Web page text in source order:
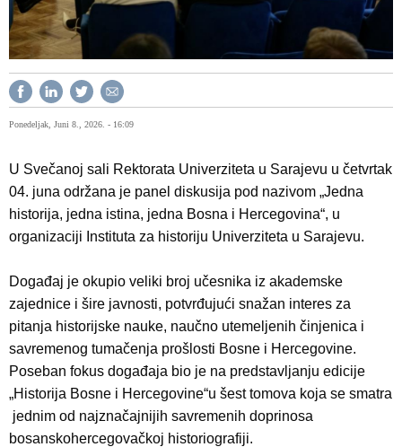
Ponedeljak, Juni 8., 2026. - 16:09
U Svečanoj sali Rektorata Univerziteta u Sarajevu u četvrtak
04. juna održana je panel diskusija pod nazivom „Jedna
historija, jedna istina, jedna Bosna i Hercegovina“, u
organizaciji Instituta za historiju Univerziteta u Sarajevu.
Događaj je okupio veliki broj učesnika iz akademske
zajednice i šire javnosti, potvrđujući snažan interes za
pitanja historijske nauke, naučno utemeljenih činjenica i
savremenog tumačenja prošlosti Bosne i Hercegovine.
Poseban fokus događaja bio je na predstavljanju edicije
„Historija Bosne i Hercegovine“u šest tomova koja se smatra
jednim od najznačajnijih savremenih doprinosa
bosanskohercegovačkoj historiografiji.